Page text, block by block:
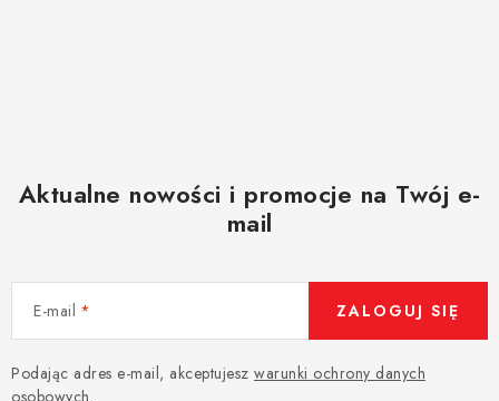
Aktualne nowości i promocje na Twój e-
mail
E-mail
Podając adres e-mail, akceptujesz warunki ochrony danych
ZALOGUJ SIĘ